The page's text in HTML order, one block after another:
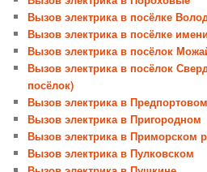
Вызов электрика в посёлке
Вызов электрика в посёлке
Вызов электрика в посёлок
Вызов электрика в посёлок
посёлок)
Вызов электрика в Предпортовом
Вызов электрика в Пригородном
Вызов электрика в Приморском
Вызов электрика в Пулковском